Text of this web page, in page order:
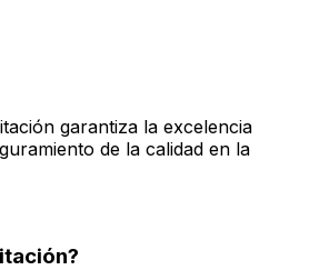
garantiza la excelencia
de la calidad en la